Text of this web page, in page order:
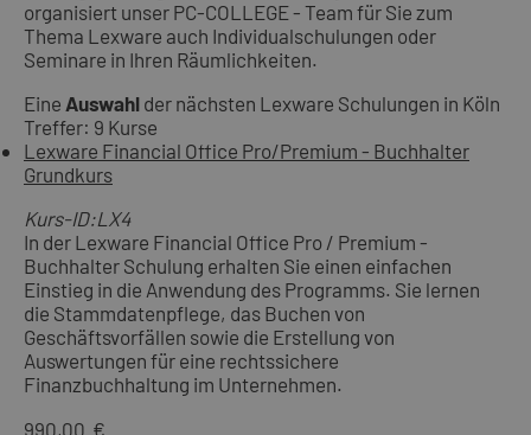
organisiert unser PC-COLLEGE - Team für Sie zum
Thema Lexware auch Individualschulungen oder
Seminare in Ihren Räumlichkeiten.
Eine Auswahl der nächsten Lexware Schulungen in Köln
Treffer: 9 Kurse
Lexware Financial Office Pro/Premium - Buchhalter
Grundkurs
Kurs-ID:LX4
In der Lexware Financial Office Pro / Premium -
Buchhalter Schulung erhalten Sie einen einfachen
Einstieg in die Anwendung des Programms. Sie lernen
die Stammdatenpflege, das Buchen von
Geschäftsvorfällen sowie die Erstellung von
Auswertungen für eine rechtssichere
Finanzbuchhaltung im Unternehmen.
990,00 €